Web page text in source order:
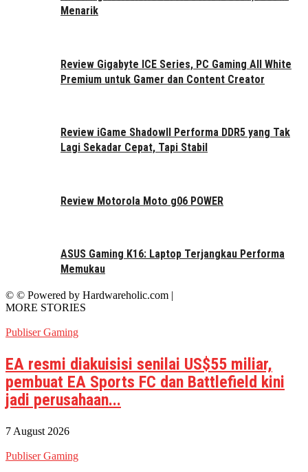
Menarik
Review Gigabyte ICE Series, PC Gaming All White
Premium untuk Gamer dan Content Creator
Review iGame ShadowII Performa DDR5 yang Tak
Lagi Sekadar Cepat, Tapi Stabil
Review Motorola Moto g06 POWER
ASUS Gaming K16: Laptop Terjangkau Performa
Memukau
© © Powered by Hardwareholic.com |
MORE STORIES
Publiser Gaming
EA resmi diakuisisi senilai US$55 miliar,
pembuat EA Sports FC dan Battlefield kini
jadi perusahaan...
7 August 2026
Publiser Gaming